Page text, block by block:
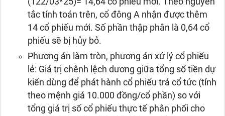
tắc tính toán trên, cổ đông A nhận được thêm
14 cổ phiếu mới. Số phần thập phân là 0,64 cổ
phiếu sẽ bị hủy bỏ.
Phương án làm tròn, phương án xử lý cổ phiếu
lẻ: Giá trị chênh lệch dương giữa tổng số tiền dự
kiến dùng để phát hành cổ phiếu trả cổ tức (tính
theo mệnh giá 10.000 đồng/cổ phần) so với
tổng giá trị số cổ phiếu thực tế phân phối cho